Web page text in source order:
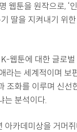
웹툰을 원작으로, ‘
딸을 지켜내기 위
K-웹툰에 대한 글로
라는 세계적이며 보
조화를 이루며 신
는 분석이다.
아카데미상을 거머